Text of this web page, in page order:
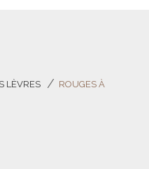
LÈVRES
ROUGES À